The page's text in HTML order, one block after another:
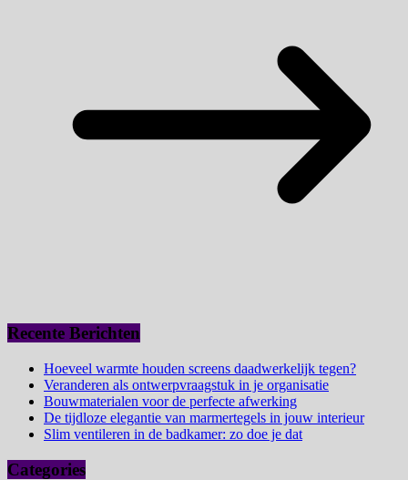
Recente Berichten
Hoeveel warmte houden screens daadwerkelijk tegen?
Veranderen als ontwerpvraagstuk in je organisatie
Bouwmaterialen voor de perfecte afwerking
De tijdloze elegantie van marmertegels in jouw interieur
Slim ventileren in de badkamer: zo doe je dat
Categories